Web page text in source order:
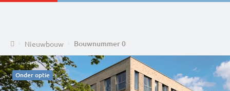
HomeNieuwbouw Bouwnummer 0
Onder optie